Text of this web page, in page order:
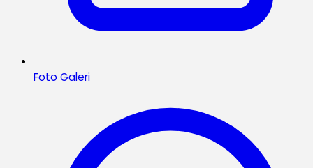
Foto Galeri